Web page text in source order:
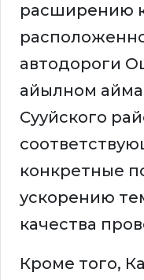
расширению
автодороги
айылном
Сууйского
конкретные
ускорению
качества
Кроме того,